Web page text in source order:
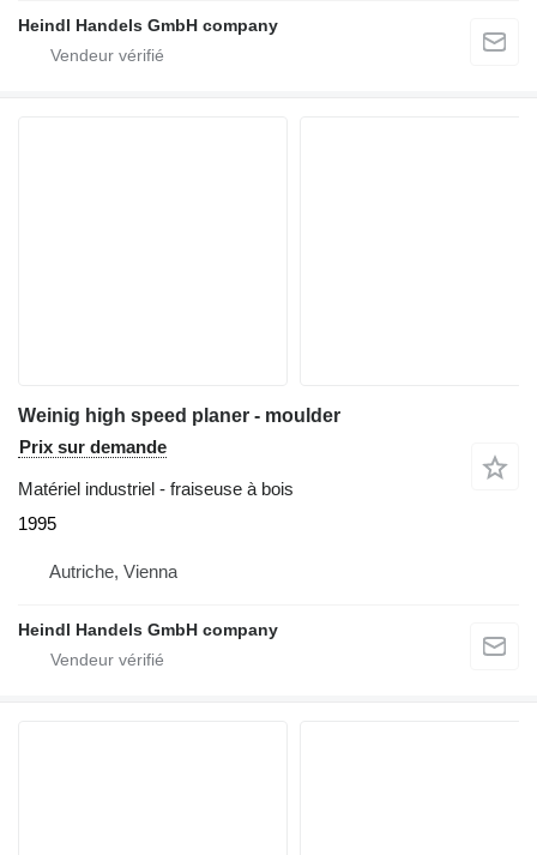
Heindl Handels GmbH company
Weinig high speed planer - moulder
Prix sur demande
Matériel industriel - fraiseuse à bois
1995
Autriche, Vienna
Heindl Handels GmbH company